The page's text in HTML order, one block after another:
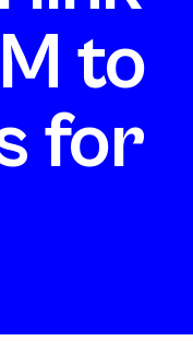
to
for